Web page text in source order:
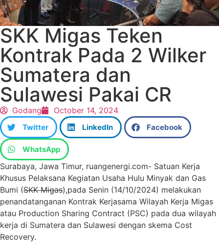
SKK Migas Teken
Kontrak Pada 2 Wilker
Sumatera dan
Sulawesi Pakai CR
Godang October 14, 2024
Twitter LinkedIn Facebook
WhatsApp
Surabaya, Jawa Timur, ruangenergi.com- Satuan Kerja
Khusus Pelaksana Kegiatan Usaha Hulu Minyak dan Gas
Bumi (SKK Migas),pada Senin (14/10/2024) melakukan
penandatanganan Kontrak Kerjasama Wilayah Kerja Migas
atau Production Sharing Contract (PSC) pada dua wilayah
kerja di Sumatera dan Sulawesi dengan skema Cost
Recovery.